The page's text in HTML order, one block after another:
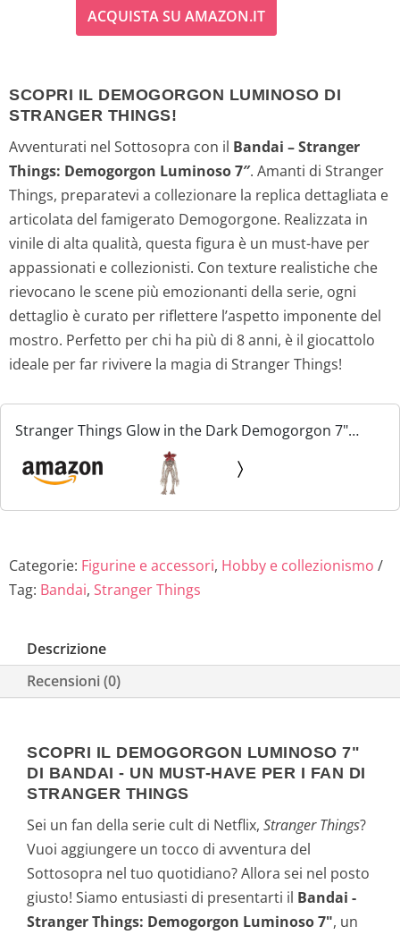
ACQUISTA SU AMAZON.IT
SCOPRI IL DEMOGORGON LUMINOSO DI
STRANGER THINGS!
Avventurati nel Sottosopra con il Bandai – Stranger
Things: Demogorgon Luminoso 7″. Amanti di Stranger
Things, preparatevi a collezionare la replica dettagliata e
articolata del famigerato Demogorgone. Realizzata in
vinile di alta qualità, questa figura è un must-have per
appassionati e collezionisti. Con texture realistiche che
rievocano le scene più emozionanti della serie, ogni
dettaglio è curato per riflettere l’aspetto imponente del
mostro. Perfetto per chi ha più di 8 anni, è il giocattolo
ideale per far rivivere la magia di Stranger Things!
Stranger Things Glow in the Dark Demogorgon 7"
Categorie: Figurine e accessori, Hobby e collezionismo
Tag: Bandai, Stranger Things
Descrizione
Recensioni (0)
SCOPRI IL DEMOGORGON LUMINOSO 7"
DI BANDAI - UN MUST-HAVE PER I FAN DI
STRANGER THINGS
Sei un fan della serie cult di Netflix, Stranger Things?
Vuoi aggiungere un tocco di avventura del
Sottosopra nel tuo quotidiano? Allora sei nel posto
giusto! Siamo entusiasti di presentarti il Bandai -
Stranger Things: Demogorgon Luminoso 7", un